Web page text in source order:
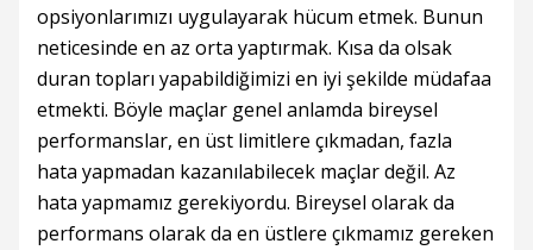
opsiyonlarımızı uygulayarak hücum etmek. Bunun
neticesinde en az orta yaptırmak. Kısa da olsak
duran topları yapabildiğimizi en iyi şekilde müdafaa
etmekti. Böyle maçlar genel anlamda bireysel
performanslar, en üst limitlere çıkmadan, fazla
hata yapmadan kazanılabilecek maçlar değil. Az
hata yapmamız gerekiyordu. Bireysel olarak da
performans olarak da en üstlere çıkmamız gereken